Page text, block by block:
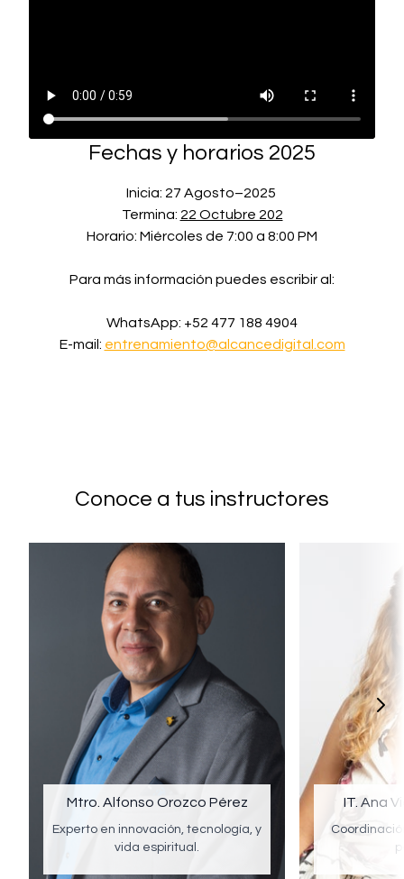
Fechas y horarios 2025
Inicia: 27 Agosto–2025
Termina: 22 Octubre 202
Horario: Miércoles de 7:00 a 8:00 PM
Para más información puedes escribir al:
WhatsApp: +52 477 188 4904
E-mail: entrenamiento@alcancedigital.com
Conoce a tus instructores
Mtro. Alfonso Orozco Pérez
Experto en innovación, tecnología, y
vida espiritual.
IT. Ana